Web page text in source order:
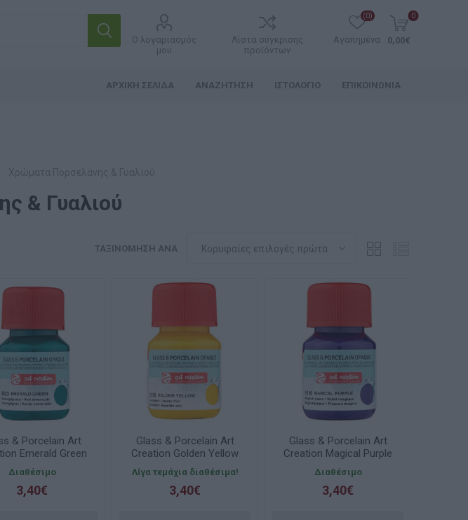
Ο λογαριασμός
μου
Λίστα σύγκρισης
προϊόντων
Αγαπημένα
(0) 0
0,00€
ΑΡΧΙΚΉ ΣΕΛΊΔΑ ΑΝΑΖΉΤΗΣΗ ΙΣΤΟΛΌΓΙΟ ΕΠΙΚΟΙΝΩΝΊΑ
& Γυαλιού
ΤΑΞΙΝΌΜΗΣΗ ΑΝΆ
& Porcelain Art
Emerald Green
30ml Talens
Διαθέσιμο
3,40€
Glass & Porcelain Art
Creation Golden Yellow
30ml Talens
Λίγα τεμάχια διαθέσιμα!
3,40€
Glass & Porcelain Art
Creation Magical Purple
5516 30ml Talens
Διαθέσιμο
3,40€